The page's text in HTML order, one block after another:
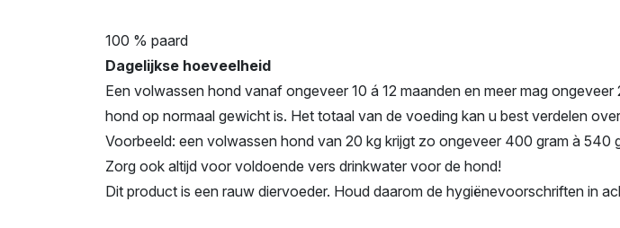
100 % paard
Dagelijkse hoeveelheid
Een volwassen hond vanaf ongeveer 10 á 12 maanden en meer mag
hond op normaal gewicht is. Het totaal van de voeding kan u best verdelen
Voorbeeld: een volwassen hond van 20 kg krijgt zo ongeveer 400 gram à 540
Zorg ook altijd voor voldoende vers drinkwater voor de hond!
Dit product is een rauw diervoeder. Houd daarom de hygiënevoorschriften in